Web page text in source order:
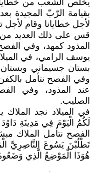
يخلص الشعب من
بقيامة الرّبّ المجيدة
لأجل خطايانا وقام لأجل
قس على ذلك العديد من
المذود كمهد، وفي
يوسف الرامي، في
بستان جسيماني وبستان
وفي الفصح نتأمل
عند المذود، وفي
الصليب.
في الميلاد نجد
لَكُمُ الْيَوْمَ فِي مَدِينَةِ
الفصح نتأمل الملاك
تَطْلُبْنَ يَسُوعَ النَّاصِرِيَّ
هُوَذَا الْمَوْضِعُ الَّذِي وَضَعُوهُ